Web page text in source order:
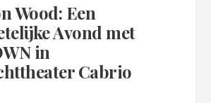
Wood: Een
Avond met
in
Cabrio